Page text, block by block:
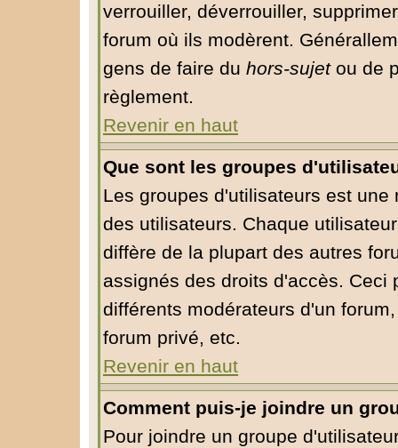
verrouiller, déverrouiller,
forum où ils modèrent.
gens de faire du hors-sujetou de
règlement.
Revenir en haut
Que sont les groupes
Les groupes d'utilisateurs est
des utilisateurs. Chaque
diffère de la plupart des autres
assignés des droits d'accès. Ceci
différents modérateurs d'un
forum privé, etc.
Revenir en haut
Comment puis-je joindre un
Pour joindre un groupe